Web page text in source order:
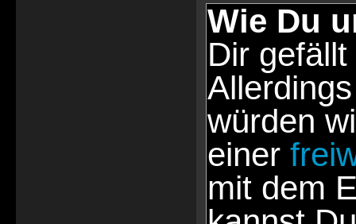
Wie Du
Dir
würden
einer
mit dem